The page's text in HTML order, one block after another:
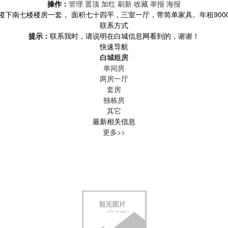
操作： 管理 置顶 加红 刷新 收藏 举报 海报
下南七楼楼房一套， 面积七十四平，三室一厅，带简单家具。年租
联系方式
提示： 联系我时，请说明在白城信息网看到的，谢谢！
快速导航
白城租房
单间房
两房一厅
套房
独栋房
其它
最新相关信息
更多>>